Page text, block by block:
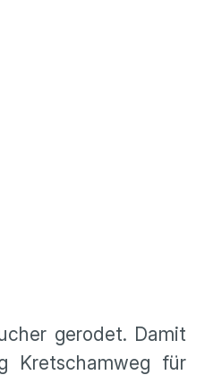
gerodet. Damit
Kretschamweg für